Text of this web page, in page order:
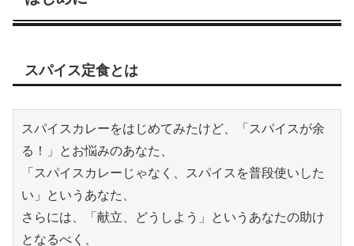
スパイス定食とは
スパイスカレーをはじめてみたけど、「スパイスが余
る！」とお悩みのあなた、
「スパイスカレーじゃなく、スパイスを普段使いした
い」というあなた、
さらには、「献立、どうしよう」というあなたの助け
となるべく、